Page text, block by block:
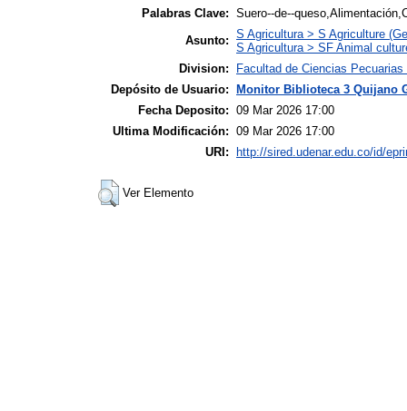
Palabras Clave: Suero--de--
Asunto: S Agricultura > S Agriculture
S Agricultura > SF Animal
Division:
Facultad de Ciencias
Depósito de Usuario: Monitor Biblioteca 3 Quijano
Fecha Deposito: 09 Mar 2026 17:00
Ultima Modificación: 09 Mar 2026 17:00
URI: http://sired.udenar.edu.co/id/
Ver Elemento